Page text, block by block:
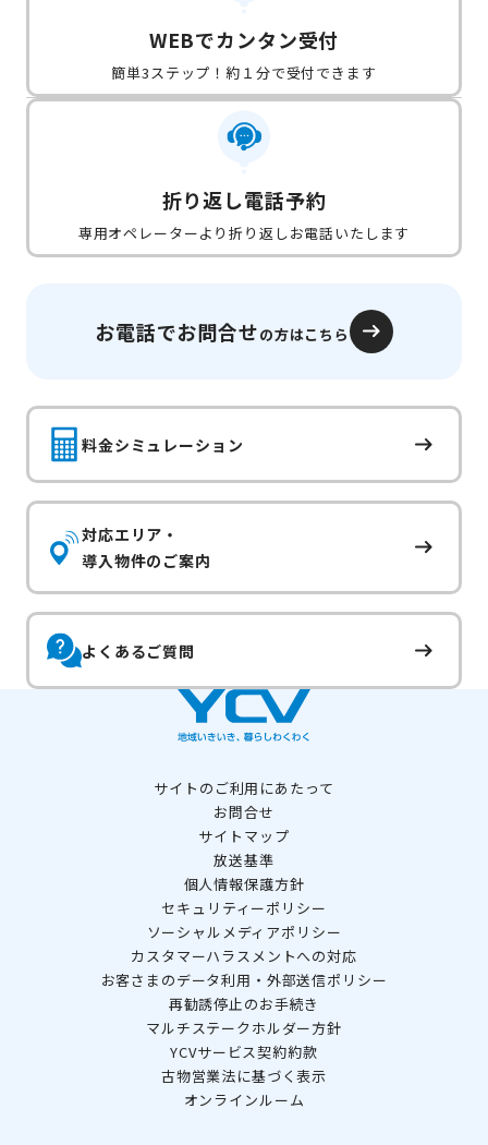
WEBでカンタン受付
簡単3ステップ！約１分で受付できます
折り返し電話予約
専用オペレーターより折り返しお電話いたします
お電話でお問合せの方はこちら
料金シミュレーション
対応エリア・
導入物件のご案内
よくあるご質問
サイトのご利用にあたって
お問合せ
サイトマップ
放送基準
個人情報保護方針
セキュリティーポリシー
ソーシャルメディアポリシー
カスタマーハラスメントへの対応
お客さまのデータ利用・外部送信ポリシー
再勧誘停止のお手続き
マルチステークホルダー方針
YCVサービス契約約款
古物営業法に基づく表示
オンラインルーム